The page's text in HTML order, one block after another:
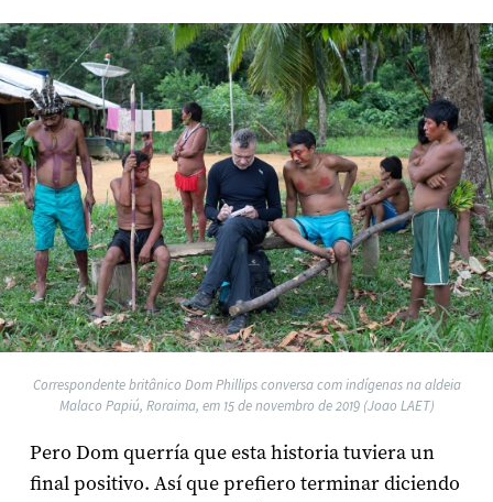
Correspondente britânico Dom Phillips conversa com indígenas na aldeia
Malaco Papiú, Roraima, em 15 de novembro de 2019 (Joao LAET)
Pero Dom querría que esta historia tuviera un
final positivo. Así que prefiero terminar diciendo